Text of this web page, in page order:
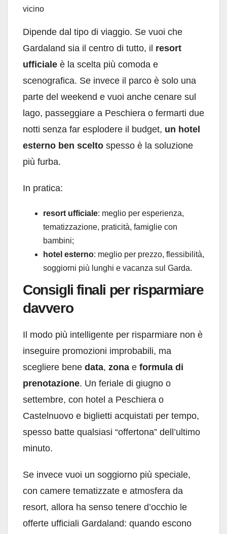
vicino
Dipende dal tipo di viaggio. Se vuoi che
Gardaland sia il centro di tutto, il resort
ufficiale è la scelta più comoda e
scenografica. Se invece il parco è solo una
parte del weekend e vuoi anche cenare sul
lago, passeggiare a Peschiera o fermarti due
notti senza far esplodere il budget, un hotel
esterno ben scelto spesso è la soluzione
più furba.
In pratica:
resort ufficiale: meglio per esperienza,
tematizzazione, praticità, famiglie con
bambini;
hotel esterno: meglio per prezzo, flessibilità,
soggiorni più lunghi e vacanza sul Garda.
Consigli finali per risparmiare
davvero
Il modo più intelligente per risparmiare non è
inseguire promozioni improbabili, ma
scegliere bene data, zona e formula di
prenotazione. Un feriale di giugno o
settembre, con hotel a Peschiera o
Castelnuovo e biglietti acquistati per tempo,
spesso batte qualsiasi “offertona” dell’ultimo
minuto.
Se invece vuoi un soggiorno più speciale,
con camere tematizzate e atmosfera da
resort, allora ha senso tenere d’occhio le
offerte ufficiali Gardaland: quando escono